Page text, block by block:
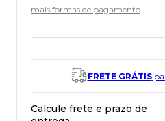
mais formas de pagamento
FRETE GRÁTIS